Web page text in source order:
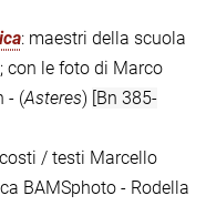
: maestri della scuola
con le foto di Marco
- (Asteres) [Bn 385-
/ testi Marcello
BAMSphoto - Rodella